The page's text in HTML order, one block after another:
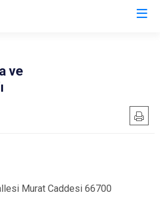
Kartepe
ve
Murat Caddesi 66700